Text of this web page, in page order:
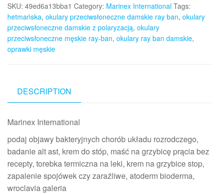
SKU: 49ed6a13bba1 Category: Marinex International Tags:
hetmańska, okulary przeciwsłoneczne damskie ray ban, okulary
przeciwsłoneczne damskie z polaryzacją, okulary
przeciwsłoneczne męskie ray-ban, okulary ray ban damskie,
oprawki męskie
DESCRIPTION
Marinex International
podaj objawy bakteryjnych chorób układu rozrodczego,
badanie alt ast, krem do stóp, maść na grzybicę prącia bez
recepty, torebka termiczna na leki, krem na grzybice stop,
zapalenie spojówek czy zaraźliwe, atoderm bioderma,
wroclavia galeria